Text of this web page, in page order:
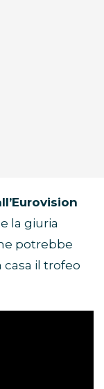
la giuria
potrebbe
casa il trofeo